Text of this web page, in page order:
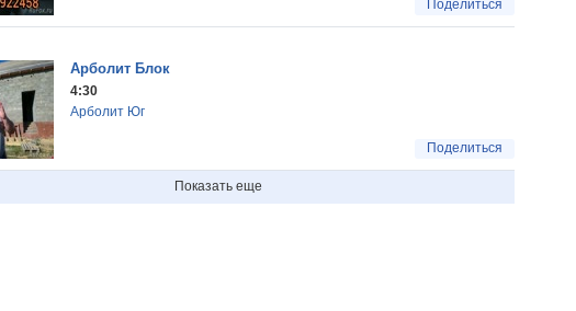
Поделиться
Арболит Блок
4:30
Арболит Юг
Поделиться
Показать еще